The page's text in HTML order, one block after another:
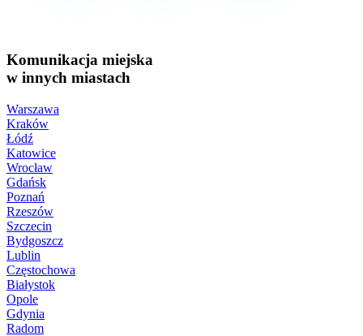
Komunikacja miejska
w innych miastach
Warszawa
Kraków
Łódź
Katowice
Wrocław
Gdańsk
Poznań
Rzeszów
Szczecin
Bydgoszcz
Lublin
Częstochowa
Białystok
Opole
Gdynia
Radom